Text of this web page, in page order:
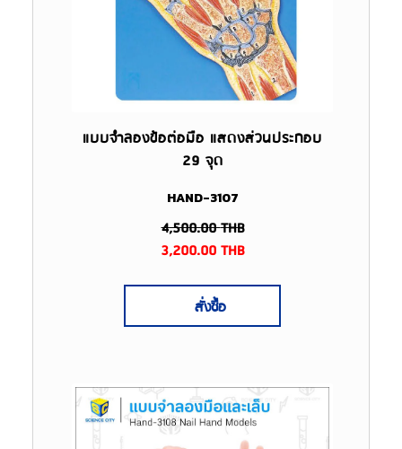
แบบจำลองข้อต่อมือ แสดงส่วนประกอบ
29 จุด
HAND-3107
4,500.00THB
3,200.00THB
สั่งซื้อ